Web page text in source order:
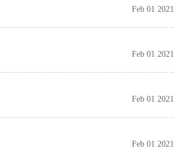
Feb 01 2021
Feb 01 2021
Feb 01 2021
Feb 01 2021